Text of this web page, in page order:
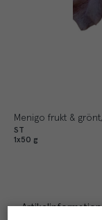
Menigo frukt & grönt
ST
1x50 g
Artikelinformation